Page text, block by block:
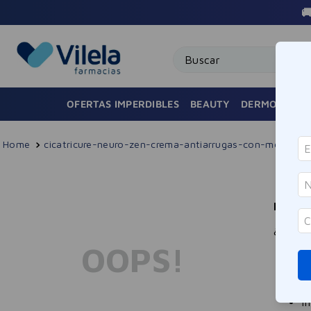
OFERTAS IMPERDIBLES BEAUTY
cicatricure-neuro-zen-crema-antiarrugas-con-
OOPS!
No
¿Qué